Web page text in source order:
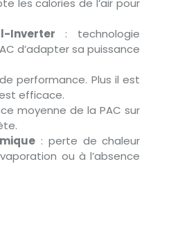
les calories de l’air pour
Inverter : technologie
d’adapter sa puissance
performance. Plus il est
efficace.
moyenne de la PAC sur
: perte de chaleur
ou à l’absence